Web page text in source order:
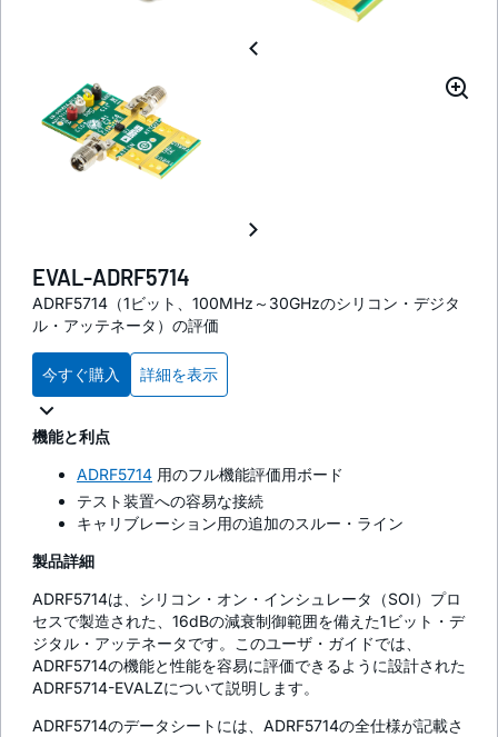
EVAL-ADRF5714
ADRF5714（1ビット、100MHz～30GHzのシリコン・デジタ
ル・アッテネータ）の評価
今すぐ購入 詳細を表示
機能と利点
ADRF5714 用のフル機能評価用ボード
テスト装置への容易な接続
キャリブレーション用の追加のスルー・ライン
製品詳細
ADRF5714は、シリコン・オン・インシュレータ（SOI）プロ
セスで製造された、16dBの減衰制御範囲を備えた1ビット・デ
ジタル・アッテネータです。このユーザ・ガイドでは、
ADRF5714の機能と性能を容易に評価できるように設計された
ADRF5714-EVALZについて説明します。
ADRF5714のデータシートには、ADRF5714の全仕様が記載さ